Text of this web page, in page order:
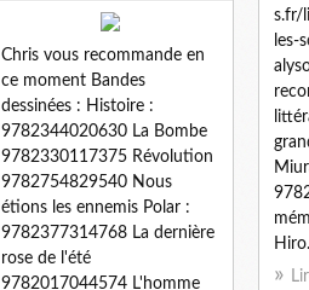
Chris vous recommande en
ce moment Bandes
dessinées : Histoire :
9782344020630 La Bombe
9782330117375 Révolution
9782754829540 Nous
étions les ennemis Polar :
9782377314768 La dernière
rose de l'été
9782017044574 L'homme
s.fr/
les-